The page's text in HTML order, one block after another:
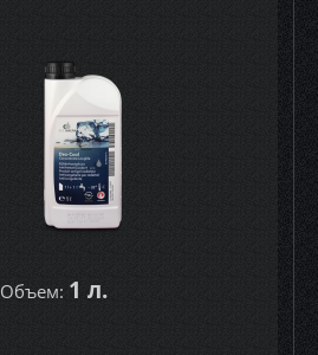
Объем: 1 л.